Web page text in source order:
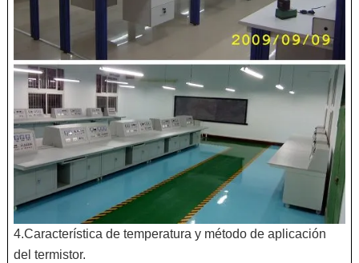
4.Característica de temperatura y método de aplicación
del termistor.